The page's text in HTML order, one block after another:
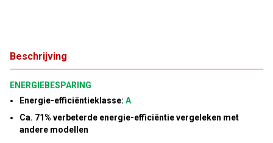
Beschrijving
ENERGIEBESPARING
Energie-efficiëntieklasse: A
Ca. 71% verbeterde energie-efficiëntie vergeleken met
andere modellen